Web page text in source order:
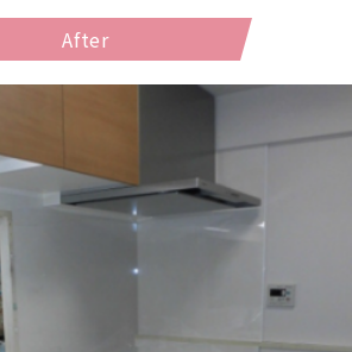
After